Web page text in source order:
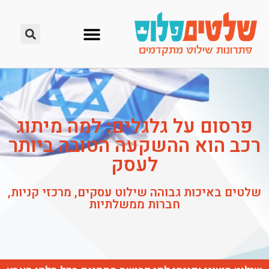
פרסום על גלגלים: למה מיתוג
רכב הוא ההשקעה הטובה ביותר
לעסק
שלטים באיכות גבוהה שילוט עסקים, מרכזי קניות,
חברות ממשלתיות